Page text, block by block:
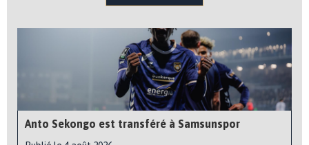
Anto Sekongo est transféré à Samsunspor